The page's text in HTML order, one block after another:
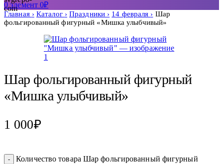
0элемент 0₽
Главная Каталог Праздники 14 февраля
Шар
фольгированный фигурный «Мишка улыбчивый»
Шар фольгированный фигурный
«Мишка улыбчивый»
1 000₽
Количество товара Шар фольгированный фигурный